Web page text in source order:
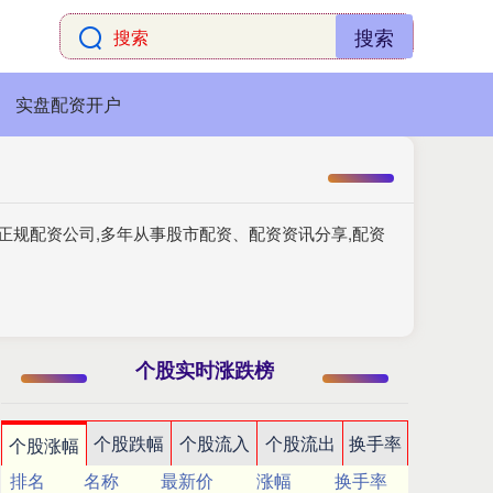
搜索
实盘配资开户
配资公司,多年从事股市配资、配资资讯分享,配资
个股实时涨跌榜
个股涨幅 个股跌幅 个股流入 个股流出
换手率
排名
名称 最新价 涨幅 换手率